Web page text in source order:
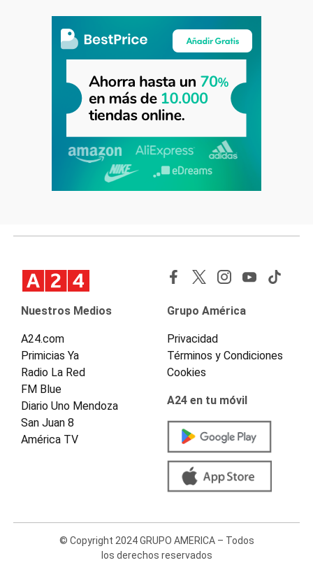
Nuestros Medios
A24.com
Primicias Ya
Radio La Red
FM Blue
Diario Uno Mendoza
San Juan 8
América TV
Grupo América
Privacidad
Términos y Condiciones
Cookies
A24 en tu móvil
© Copyright 2024 GRUPO AMERICA – Todos
los derechos reservados